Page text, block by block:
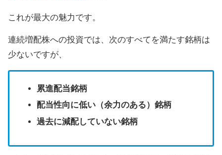
これが最大の魅力です。
連続増配株への投資では、次のすべてを満たす銘柄は
少ないですが、
累進配当銘柄
配当性向に低い（余力のある）銘柄
過去に減配していない銘柄